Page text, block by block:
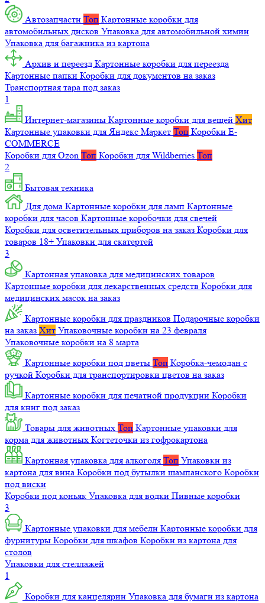
Автозапчасти Топ Картонные коробки для
автомобильных дисков Упаковка для автомобильной химии
Упаковка для багажника из картона
Архив и переезд Картонные коробки для переезда
Картонные папки Коробки для документов на заказ
Транспортная тара под заказ
1
Интернет-магазины Картонные коробки для вещей Хит
Картонные упаковки для Яндекс Маркет Топ Коробки E-
COMMERCE
Коробки для Ozon Топ Коробки для Wildberries Топ
2
Бытовая техника
Для дома Картонные коробки для ламп Картонные
коробки для часов Картонные коробочки для свечей
Коробки для осветительных приборов на заказ Коробки для
товаров 18+ Упаковки для скатертей
3
Картонная упаковка для медицинских товаров
Картонные коробки для лекарственных средств Коробки для
медицинских масок на заказ
Картонные коробки для праздников Подарочные коробки
на заказ Хит Упаковочные коробки на 23 февраля
Упаковочные коробки на 8 марта
Картонные коробки под цветы Топ Коробка-чемодан с
ручкой Коробки для транспортировки цветов на заказ
Картонные коробки для печатной продукции Коробки
для книг под заказ
Товары для животных Топ Картонные упаковки для
корма для животных Когтеточки из гофрокартона
Картонная упаковка для алкоголя Топ Упаковки из
картона для вина Коробки под бутылки шампанского Коробки
под виски
Коробки под коньяк Упаковка для водки Пивные коробки
3
Картонные упаковки для мебели Картонные коробки для
фурнитуры Коробки для шкафов Коробки из картона для
столов
Упаковки для стеллажей
1
Коробки для канцелярии Упаковка для бумаги из картона